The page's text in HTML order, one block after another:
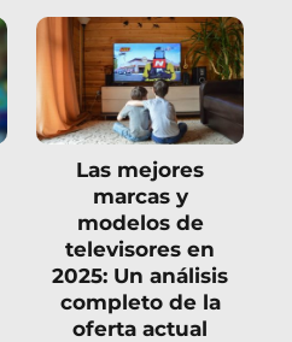
Las mejores
marcas y
modelos de
televisores en
2025: Un análisis
completo de la
oferta actual